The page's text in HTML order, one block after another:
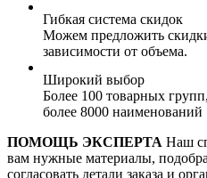
Гибкая система скидок
Можем предложить
зависимости от объема.
Широкий выбор
Более 100 товарных
более 8000 наименований
ПОМОЩЬ ЭКСПЕРТА Наш
вам нужные материалы,
согласовать детали заказа и